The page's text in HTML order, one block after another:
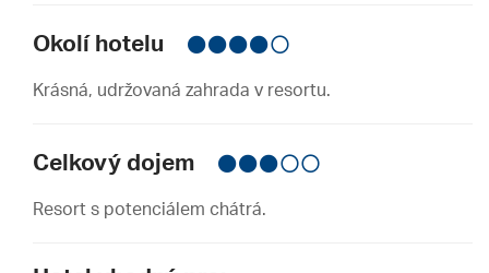
Okolí hotelu
Krásná, udržovaná zahrada v resortu.
Celkový dojem
Resort s potenciálem chátrá.